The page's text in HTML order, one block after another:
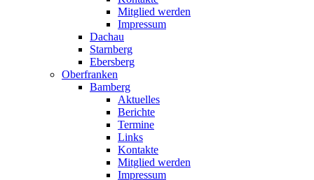
Mitglied werden
Impressum
Dachau
Starnberg
Ebersberg
Oberfranken
Bamberg
Aktuelles
Berichte
Termine
Links
Kontakte
Mitglied werden
Impressum